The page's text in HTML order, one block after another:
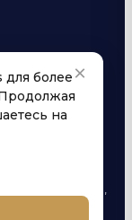
городского
×
для более
на